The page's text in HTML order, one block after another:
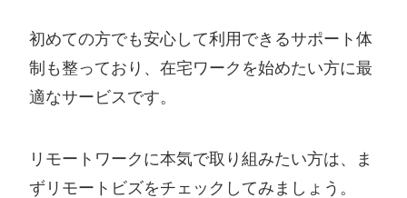
初めての方でも安心して利用できるサポート体
制も整っており、在宅ワークを始めたい方に最
適なサービスです。
リモートワークに本気で取り組みたい方は、ま
ずリモートビズをチェックしてみましょう。